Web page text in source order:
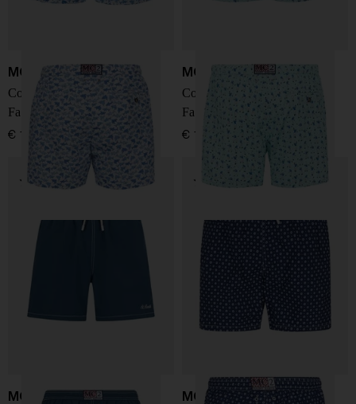
MC2 Saint Barth
Costume Lighting Micro
Fantasy
€ 119,00
MC2 Saint Barth
Costume Lighting Micro
Fantasy
€ 119,00
MC2 Saint Barth MC2 Saint Barth